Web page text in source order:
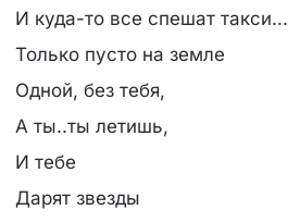
И куда-то все спешат такси...
Только пусто на земле
Одной, без тебя,
А ты..ты летишь,
И тебе
Дарят звезды